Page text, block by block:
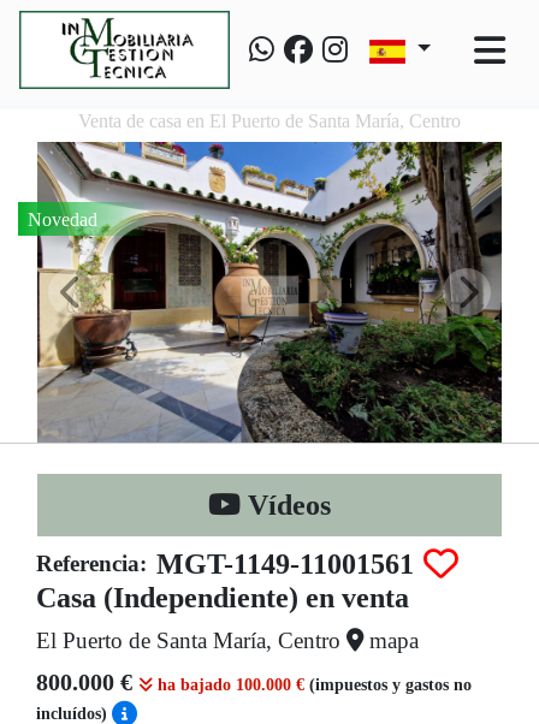
Venta de casa en El Puerto de Santa María, Centro
Novedad
Vídeos
Referencia: MGT-1149-11001561
Casa (Independiente) en venta
El Puerto de Santa María, Centro mapa
800.000 € ha bajado 100.000 € (impuestos y gastos no
incluídos)